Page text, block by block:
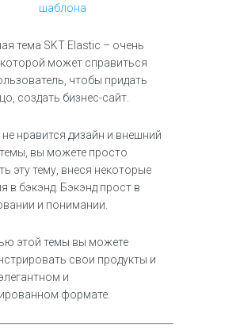
шаблона
тема SKT Elastic – очень
которой может справиться
чтобы придать
создать бизнес-сайт.
нравится дизайн и внешний
вы можете просто
эту тему, внеся некоторые
в бэкэнд. Бэкэнд прост в
и понимании.
этой темы вы можете
свои продукты и
и
формате.